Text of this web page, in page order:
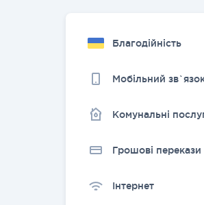
Благодійність
Мобільний
Комунальні
Грошовi перекази
Інтернет